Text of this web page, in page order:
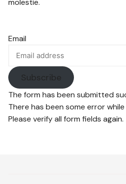
molestie.
Email
Subscribe
The form has been submitted
There has been some error
Please verify all form fields again.